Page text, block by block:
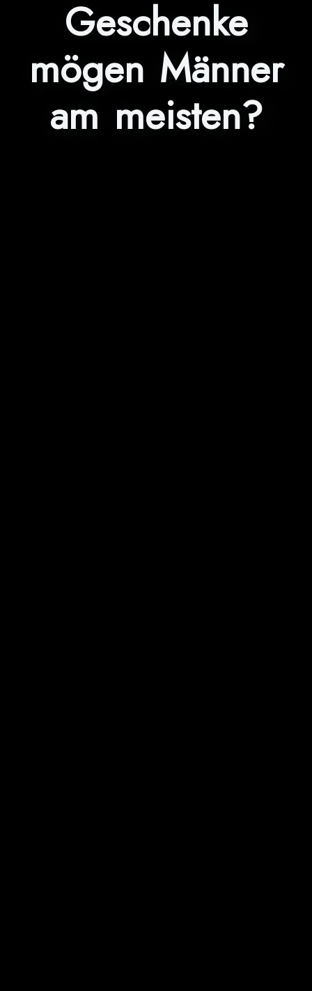
Geschenke
mögen Männer
am meisten?